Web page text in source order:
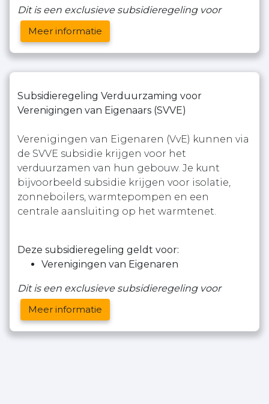
Dit is een exclusieve subsidieregeling voor
Meer informatie
Subsidieregeling Verduurzaming voor
Verenigingen van Eigenaars (SVVE)
Verenigingen van Eigenaren (VvE) kunnen via
de SVVE subsidie krijgen voor het
verduurzamen van hun gebouw. Je kunt
bijvoorbeeld subsidie krijgen voor isolatie,
zonneboilers, warmtepompen en een
centrale aansluiting op het warmtenet.
Deze subsidieregeling geldt voor:
Verenigingen van Eigenaren
Dit is een exclusieve subsidieregeling voor
Meer informatie